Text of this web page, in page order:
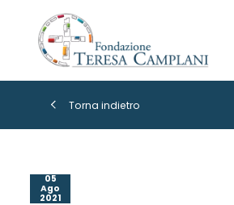
Torna indietro
05
Ago
2021